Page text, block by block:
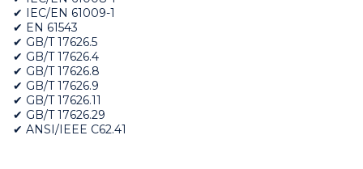
✔ IEC/EN 61009-1
✔ EN 61543
✔ GB/T 17626.5
✔ GB/T 17626.4
✔ GB/T 17626.8
✔ GB/T 17626.9
✔ GB/T 17626.11
✔ GB/T 17626.29
✔ ANSI/IEEE C62.41